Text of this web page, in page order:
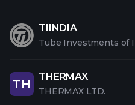
TIINDIA
Tube Investments of
TH
THERMAX
THERMAX LTD.